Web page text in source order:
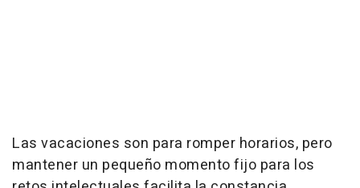
Las vacaciones son para romper horarios, pero
mantener un pequeño momento fijo para los